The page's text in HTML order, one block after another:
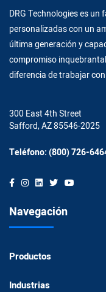
DRG Technologies es
personalizadas con un
última generación y
compromiso
diferencia de trabajar con
300 East 4th Street
Safford, AZ 85546-2025
Teléfono: (800) 726-
Navegación
Productos
Industrias